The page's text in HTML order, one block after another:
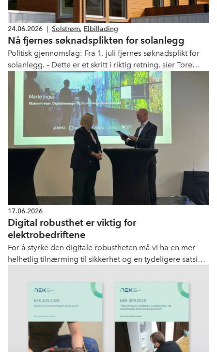
24.06.2026 Solstrøm, Elbillading
Nå fjernes søknadsplikten for solanlegg
Politisk gjennomslag: Fra 1. juli fjernes søknadsplikt for
solanlegg. – Dette er et skritt i riktig retning, sier Tore
Strandskog i NHO Elektro.
17.06.2026
Digital robusthet er viktig for
elektrobedriftene
For å styrke den digitale robustheten må vi ha en mer
helhetlig tilnærming til sikkerhet og en tydeligere satsing